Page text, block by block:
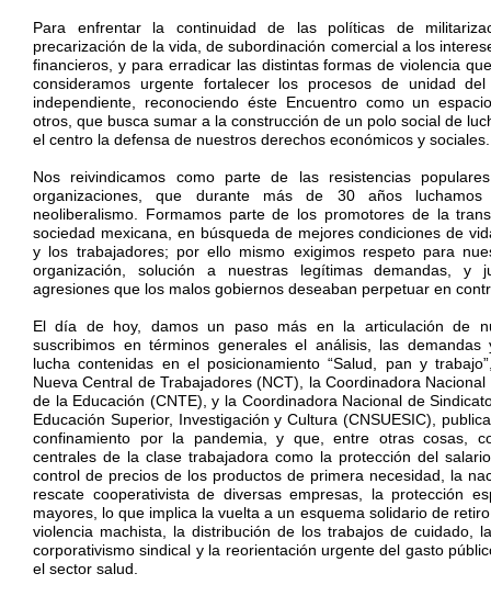
Para enfrentar la continuidad de las políticas de
precarización de la vida, de subordinación comercial a los
financieros, y para erradicar las distintas formas de violencia
consideramos urgente fortalecer los procesos de unidad
independiente, reconociendo éste Encuentro como un
otros, que busca sumar a la construcción de un polo social de
el centro la defensa de nuestros derechos económicos y sociales.
Nos reivindicamos como parte de las resistencias
organizaciones, que durante más de 30 años
neoliberalismo. Formamos parte de los promotores de la
sociedad mexicana, en búsqueda de mejores condiciones de
y los trabajadores; por ello mismo exigimos respeto para
organización, solución a nuestras legítimas demandas, y
agresiones que los malos gobiernos deseaban perpetuar en
El día de hoy, damos un paso más en la articulación de
suscribimos en términos generales el análisis, las demandas
lucha contenidas en el posicionamiento “Salud, pan y
Nueva Central de Trabajadores (NCT), la Coordinadora
de la Educación (CNTE), y la Coordinadora Nacional de
Educación Superior, Investigación y Cultura (CNSUESIC),
confinamiento por la pandemia, y que, entre otras cosas,
centrales de la clase trabajadora como la protección del
control de precios de los productos de primera necesidad, la
rescate cooperativista de diversas empresas, la protección
mayores, lo que implica la vuelta a un esquema solidario de
violencia machista, la distribución de los trabajos de cuidado,
corporativismo sindical y la reorientación urgente del gasto
el sector salud.